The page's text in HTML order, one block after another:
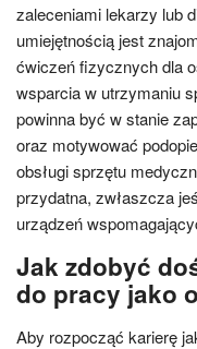
zaleceniami lekarzy lub
umiejętnością jest
ćwiczeń fizycznych dla
wsparcia w utrzymaniu
powinna być w stanie
oraz motywować
obsługi sprzętu
przydatna, zwłaszcza
urządzeń
Jak zdobyć
do pracy jako
Aby rozpocząć karierę